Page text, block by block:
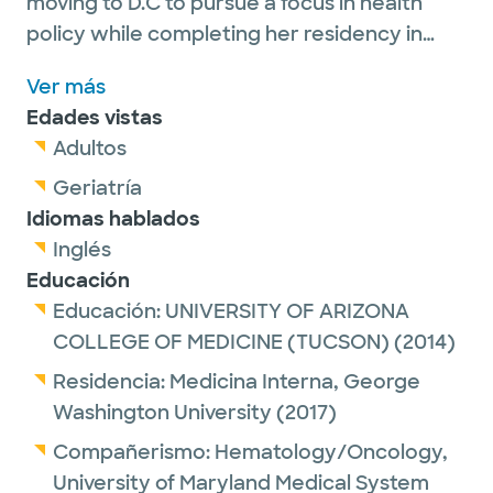
policy while completing her residency in
privilege of training at multiple hospitals to
gain a multi-faceted training experience in
solid tumors and both benign and malignant
hematology in the D.C/Maryland Region,
developing a special interest in Breast and
Thoracic Oncology. She graduated in 2020
and moved to Austin, Texas with her
husband where they now have a 4-year-old
daughter and newborn. Her interests
include hiking, barre, Pilates, travelling,
baking, and spending as much quality time
Ver más
Edades vistas
Adultos
Geriatría
Idiomas hablados
Inglés
Educación
Educación: UNIVERSITY OF ARIZONA
COLLEGE OF MEDICINE (TUCSON) (2014)
Residencia: Medicina Interna, George
Washington University (2017)
Compañerismo: Hematology/Oncology,
University of Maryland Medical System